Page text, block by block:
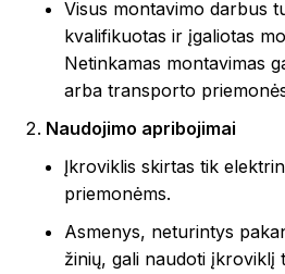
Visus montavimo darbus
kvalifikuotas ir įgaliotas
Netinkamas montavimas
arba transporto
Naudojimo apribojimai
Įkroviklis skirtas tik
priemonėms.
Asmenys, neturintys
žinių, gali naudoti įkroviklį